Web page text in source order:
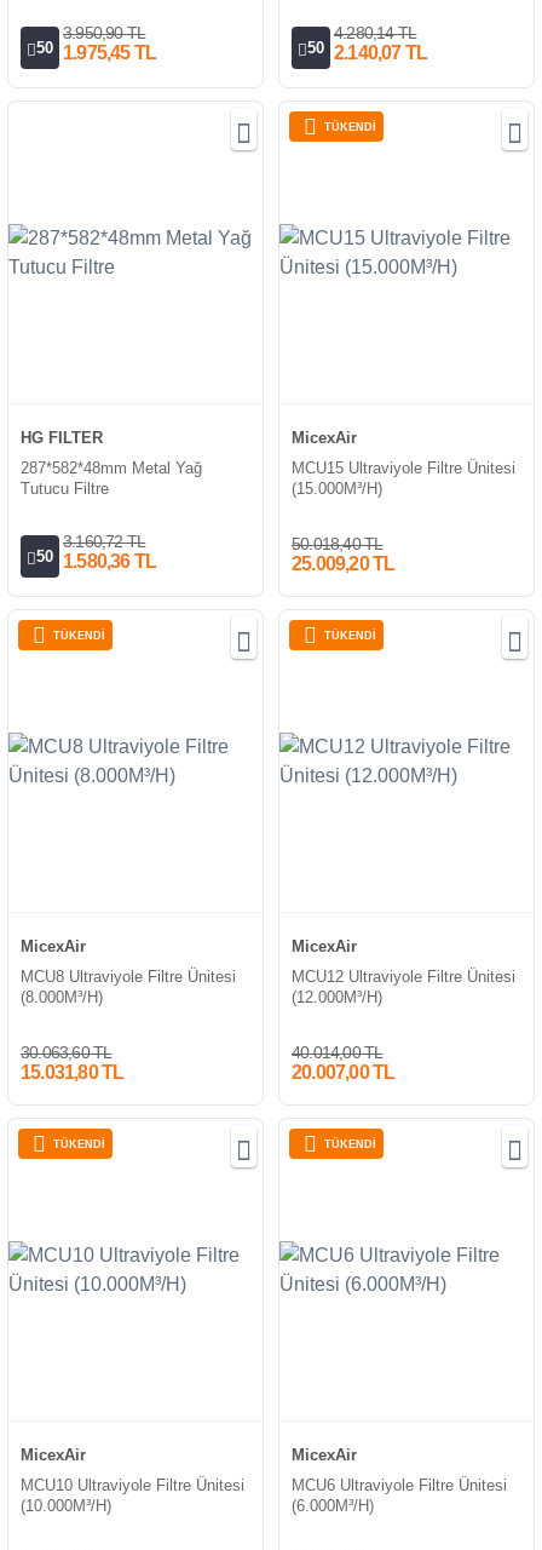
50
3.950,90 TL
1.975,45 TL 50
4.280,14 TL
2.140,07 TL
HG FILTER
287*582*48mm Metal Yağ
Tutucu Filtre
50
3.160,72 TL
1.580,36 TL
TÜKENDİ
MicexAir
MCU15 Ultraviyole Filtre Ünitesi
(15.000M³/H)
50.018,40 TL
25.009,20 TL
TÜKENDİ
MicexAir
MCU8 Ultraviyole Filtre Ünitesi
(8.000M³/H)
30.063,60 TL
15.031,80 TL
TÜKENDİ
MicexAir
MCU12 Ultraviyole Filtre Ünitesi
(12.000M³/H)
40.014,00 TL
20.007,00 TL
TÜKENDİ
MicexAir
MCU10 Ultraviyole Filtre Ünitesi
(10.000M³/H)
TÜKENDİ
MicexAir
MCU6 Ultraviyole Filtre Ünitesi
(6.000M³/H)